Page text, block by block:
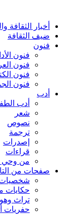
أخبار الثقافة
ضيف الثقافة
فنون
فنون
فنون
فنون
فنون
أدب
أدب
شعر
نصوص
ترجمة
إصدرات
قراءات
من وحي
صفحات من
شخصيات
حكايات
تراث
حفريات